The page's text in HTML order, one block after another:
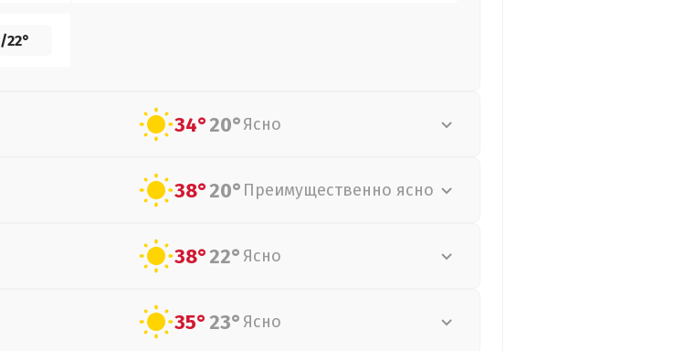
/22°
34°20°Ясно
38°20° Преимущественно ясно
38°22° Ясно
35°23° Ясно